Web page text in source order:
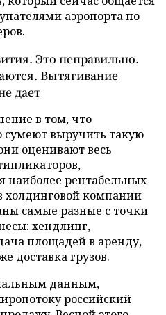
аэропорта по
Это неправильно.
Вытягивание
дает
в том, что
выручить такую
оценивают весь
наиболее рентабельных
холдинговой компании
самые разные с точки
хендлинг,
площадей в аренду,
доставка грузов.
данным,
российский